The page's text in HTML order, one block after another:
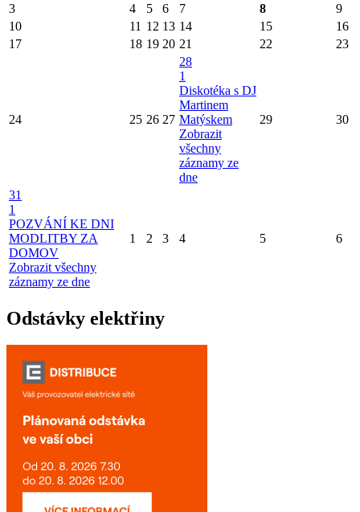
3 4 5 6 7 8
9
10
11 12 13 14 15
16
17
18 19 20 21 22 23
24 25 26 27
28
1
Diskotéka s DJ
Martinem
Matýskem
Zobrazit
všechny
záznamy ze
dne
29 30
31
1
POZVÁNÍ KE DNI
MODLITBY ZA
DOMOV
Zobrazit všechny
záznamy ze dne
1 2 3 4 5 6
Odstávky elektřiny